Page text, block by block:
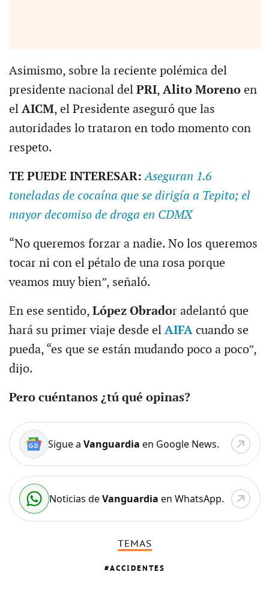
Asimismo, sobre la reciente polémica del
presidente nacional del PRI, Alito Morenoen
el AICM, el Presidente aseguró que las
autoridades lo trataron en todo momento con
respeto.
TE PUEDE INTERESAR: Aseguran 1.6
toneladas de cocaína que se dirigía a Tepito; el
mayor decomiso de droga en CDMX
“No queremos forzar a nadie. No los queremos
tocar ni con el pétalo de una rosa porque
veamos muy bien”, señaló.
En ese sentido, López Obrador adelantó que
hará su primer viaje desde el AIFAcuando se
pueda, “es que se están mudando poco a poco”,
dijo.
Pero cuéntanos ¿tú qué opinas?
Sigue a Vanguardia en Google News.
Noticias deVanguardia en WhatsApp.
TEMAS
ACCIDENTES